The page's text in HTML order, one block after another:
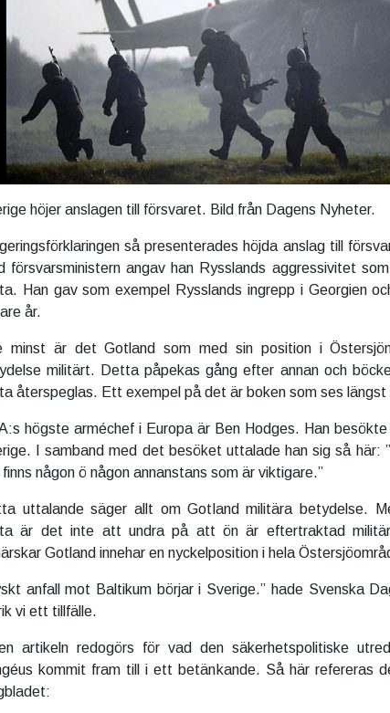
höjer anslagen till försvaret. Bild från Dagens Nyheter.
så presenterades höjda anslag till
försvarsministern angav han Rysslands aggressivitet
Han gav som exempel Rysslands ingrepp i Georgien
år.
minst är det Gotland som med sin position i
militärt. Detta påpekas gång efter annan och
återspeglas. Ett exempel på det är boken som ses längst
högste arméchef i Europa är Ben Hodges. Han
I samband med det besöket uttalade han sig så här:
någon ö någon annanstans som är viktigare.”
uttalande säger allt om Gotland militära betydelse.
är det inte att undra på att ön är eftertraktad
Gotland innehar en nyckelposition i hela
anfall mot Baltikum börjar i Sverige.” hade Svenska
vi ett tillfälle.
artikeln redogörs för vad den säkerhetspolitiske
kommit fram till i ett betänkande. Så här refereras